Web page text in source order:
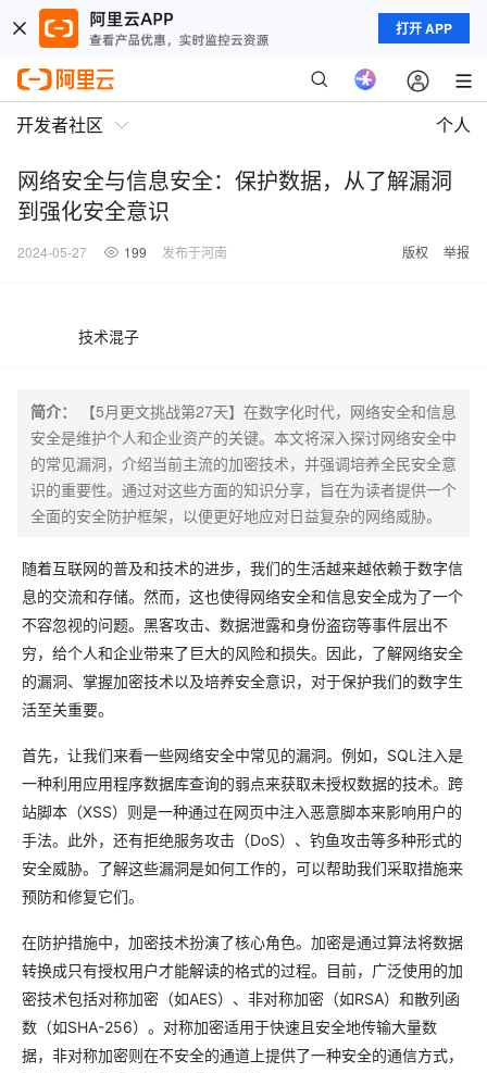
打开 APP
开发者社区 个人
网络安全与信息安全：保护数据，从了解漏洞
到强化安全意识
2024-05-27 199 发布于河南 版权 举报
技术混子
简介：
【5月更文挑战第27天】在数字化时代，网络安全和信息
安全是维护个人和企业资产的关键。本文将深入探讨网络安全中
的常见漏洞，介绍当前主流的加密技术，并强调培养全民安全意
识的重要性。通过对这些方面的知识分享，旨在为读者提供一个
全面的安全防护框架，以便更好地应对日益复杂的网络威胁。
随着互联网的普及和技术的进步，我们的生活越来越依赖于数字信
息的交流和存储。然而，这也使得网络安全和信息安全成为了一个
不容忽视的问题。黑客攻击、数据泄露和身份盗窃等事件层出不
穷，给个人和企业带来了巨大的风险和损失。因此，了解网络安全
的漏洞、掌握加密技术以及培养安全意识，对于保护我们的数字生
活至关重要。
首先，让我们来看一些网络安全中常见的漏洞。例如，SQL注入是
一种利用应用程序数据库查询的弱点来获取未授权数据的技术。跨
站脚本（XSS）则是一种通过在网页中注入恶意脚本来影响用户的
手法。此外，还有拒绝服务攻击（DoS）、钓鱼攻击等多种形式的
安全威胁。了解这些漏洞是如何工作的，可以帮助我们采取措施来
预防和修复它们。
在防护措施中，加密技术扮演了核心角色。加密是通过算法将数据
转换成只有授权用户才能解读的格式的过程。目前，广泛使用的加
密技术包括对称加密（如AES）、非对称加密（如RSA）和散列函
数（如SHA-256）。对称加密适用于快速且安全地传输大量数
据，非对称加密则在不安全的通道上提供了一种安全的通信方式，